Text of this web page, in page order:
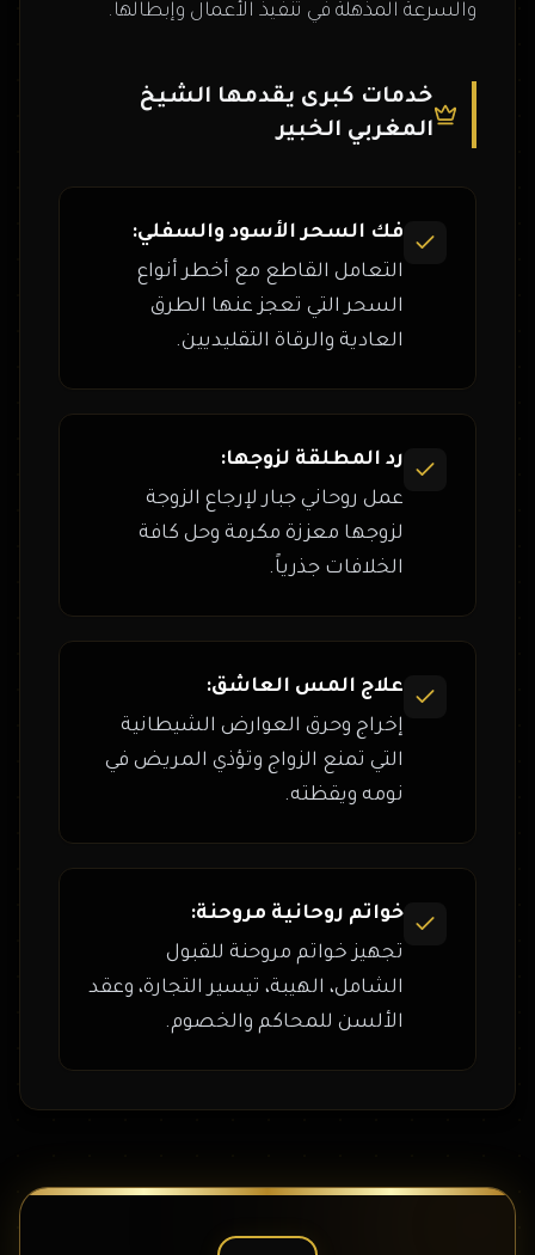
والسرعة المذهلة في تنفيذ الأعمال وإبطالها.
خدمات كبرى يقدمها الشيخ
المغربي الخبير
فك السحر الأسود والسفلي:
التعامل القاطع مع أخطر أنواع
السحر التي تعجز عنها الطرق
العادية والرقاة التقليديين.
رد المطلقة لزوجها:
عمل روحاني جبار لإرجاع الزوجة
لزوجها معززة مكرمة وحل كافة
الخلافات جذرياً.
علاج المس العاشق:
إخراج وحرق العوارض الشيطانية
التي تمنع الزواج وتؤذي المريض في
نومه ويقظته.
خواتم روحانية مروحنة:
تجهيز خواتم مروحنة للقبول
الشامل، الهيبة، تيسير التجارة، وعقد
الألسن للمحاكم والخصوم.